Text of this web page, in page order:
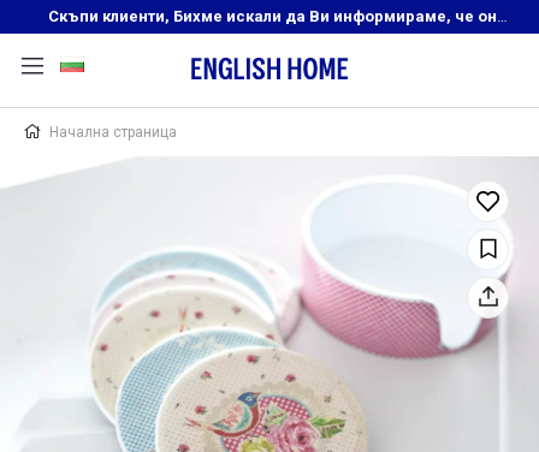
Скъпи клиенти, Бихме искали да Ви информираме, че онлайн магазинът на English Home преустановява своята дейност. Прекрасният ни и усмихнат екип ,Ви очаква в нашите физически магазини, където ще откриете любимите си продукти! Благодарим Ви, че сте част от семейството на Еnglish Home!
Начална страница